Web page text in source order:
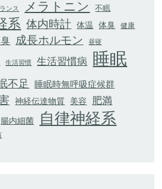
ンス メラトニン 不眠
系 体内時計 体温 体臭 健康
成長ホルモン 昼寝
生活習慣 生活習慣病 睡眠
不足 睡眠時無呼吸症候群
神経伝達物質 美容 肥満
腸内細菌 自律神経系